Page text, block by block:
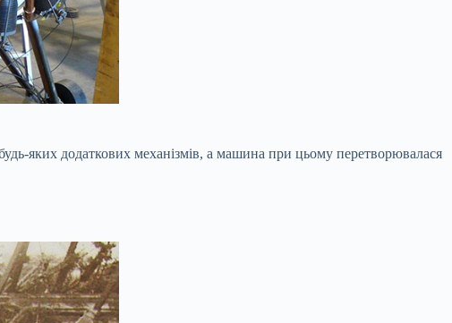
яких додаткових механізмів, а машина при цьому перетворювалася